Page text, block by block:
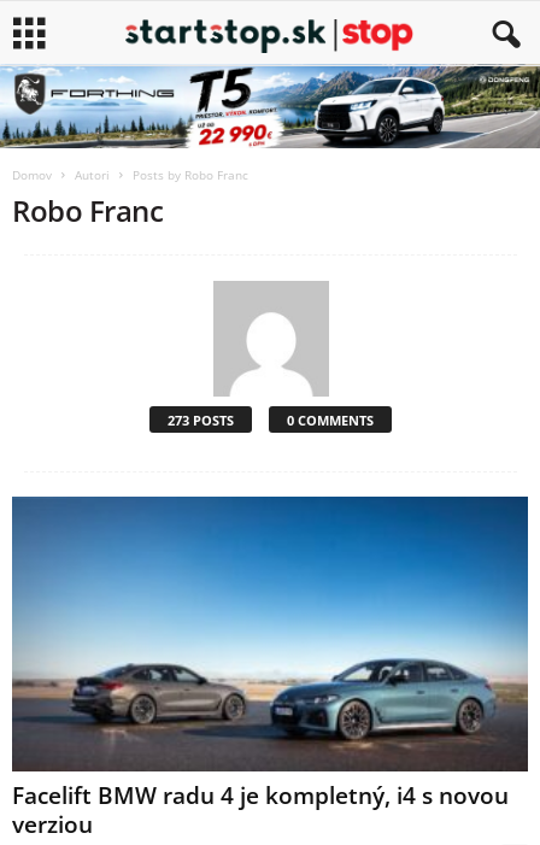
Domov Autori Posts by Robo Franc
Robo Franc
273 POSTS 0 COMMENTS
Facelift BMW radu 4 je kompletný, i4 s novou
verziou